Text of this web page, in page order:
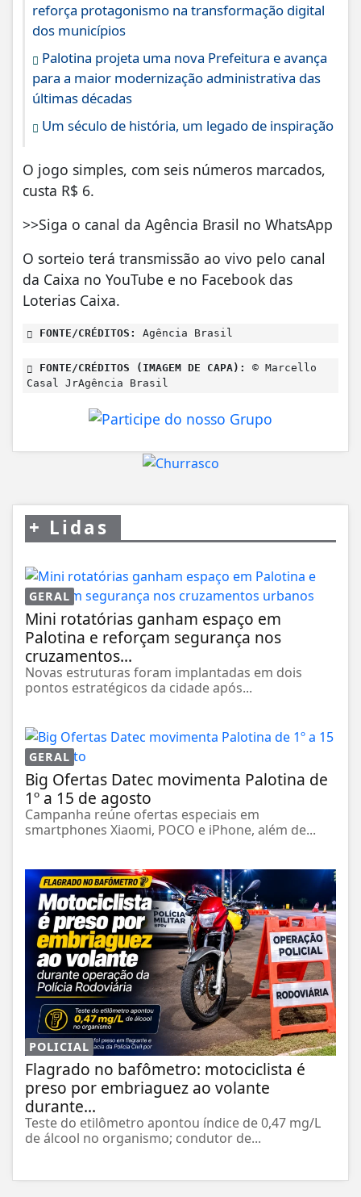
reforça protagonismo na transformação digital
dos municípios
Palotina projeta uma nova Prefeitura e avança
para a maior modernização administrativa das
últimas décadas
Um século de história, um legado de inspiração
O jogo simples, com seis números marcados,
custa R$ 6.
>>Siga o canal da Agência Brasil no WhatsApp
O sorteio terá transmissão ao vivo pelo canal
da Caixa no YouTube e no Facebook das
Loterias Caixa.
FONTE/CRÉDITOS: Agência Brasil
FONTE/CRÉDITOS (IMAGEM DE CAPA):
© Marcello
Casal JrAgência Brasil
+ Lidas
GERAL
Mini rotatórias ganham espaço em
Palotina e reforçam segurança nos
cruzamentos...
Novas estruturas foram implantadas em dois
pontos estratégicos da cidade após...
GERAL
Big Ofertas Datec movimenta Palotina de
1º a 15 de agosto
Campanha reúne ofertas especiais em
smartphones Xiaomi, POCO e iPhone, além de...
POLICIAL
Flagrado no bafômetro: motociclista é
preso por embriaguez ao volante
durante...
Teste do etilômetro apontou índice de 0,47 mg/L
de álcool no organismo; condutor de...